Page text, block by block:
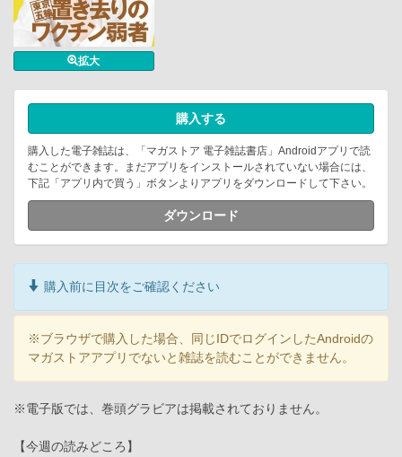
拡大
購入する
購入した電子雑誌は、「マガストア 電子雑誌書店」Androidアプリで読
むことができます。まだアプリをインストールされていない場合には、
下記「アプリ内で買う」ボタンよりアプリをダウンロードして下さい。
ダウンロード
購入前に目次をご確認ください
※ブラウザで購入した場合、同じIDでログインしたAndroidの
マガストアアプリでないと雑誌を読むことができません。
※電子版では、巻頭グラビアは掲載されておりません。
【今週の読みどころ】